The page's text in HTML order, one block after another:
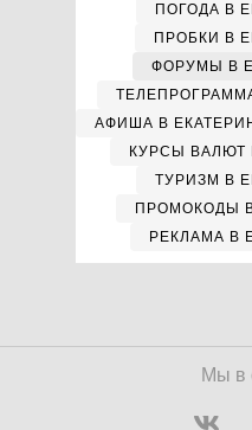
ПОГОДА В
ПРОБКИ В
ФОРУМЫ В
АФИША В
КУРСЫ ВАЛЮТ
ТУРИЗМ В
ПРОМОКОДЫ
РЕКЛАМА В
Мы в